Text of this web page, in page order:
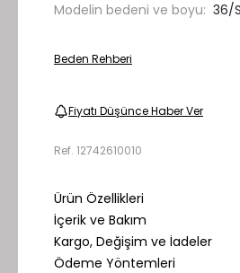
Modelin bedeni ve boyu: 36/
Beden Rehberi
Fiyatı Düşünce Haber Ver
Ref. 12742610010
Ürün Özellikleri
İçerik ve Bakım
Kargo, Değişim ve İadeler
Ödeme Yöntemleri